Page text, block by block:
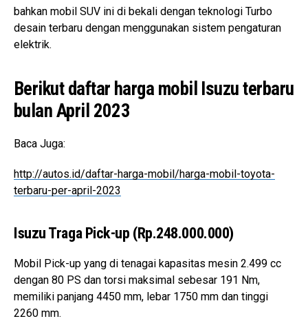
bahkan mobil SUV ini di bekali dengan teknologi Turbo
desain terbaru dengan menggunakan sistem pengaturan
elektrik.
Berikut daftar harga mobil Isuzu terbaru
bulan April 2023
Baca Juga:
http://autos.id/daftar-harga-mobil/harga-mobil-toyota-
terbaru-per-april-2023
Isuzu Traga Pick-up (Rp.248.000.000)
Mobil Pick-up yang di tenagai kapasitas mesin 2.499 cc
dengan 80 PS dan torsi maksimal sebesar 191 Nm,
memiliki panjang 4450 mm, lebar 1750 mm dan tinggi
2260 mm.